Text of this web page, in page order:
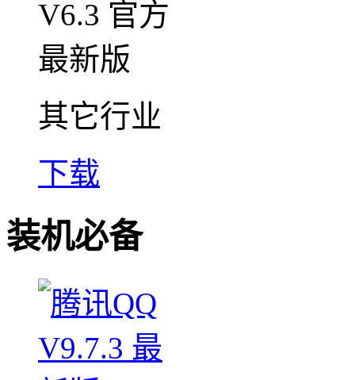
其它行业
下载
装机必备